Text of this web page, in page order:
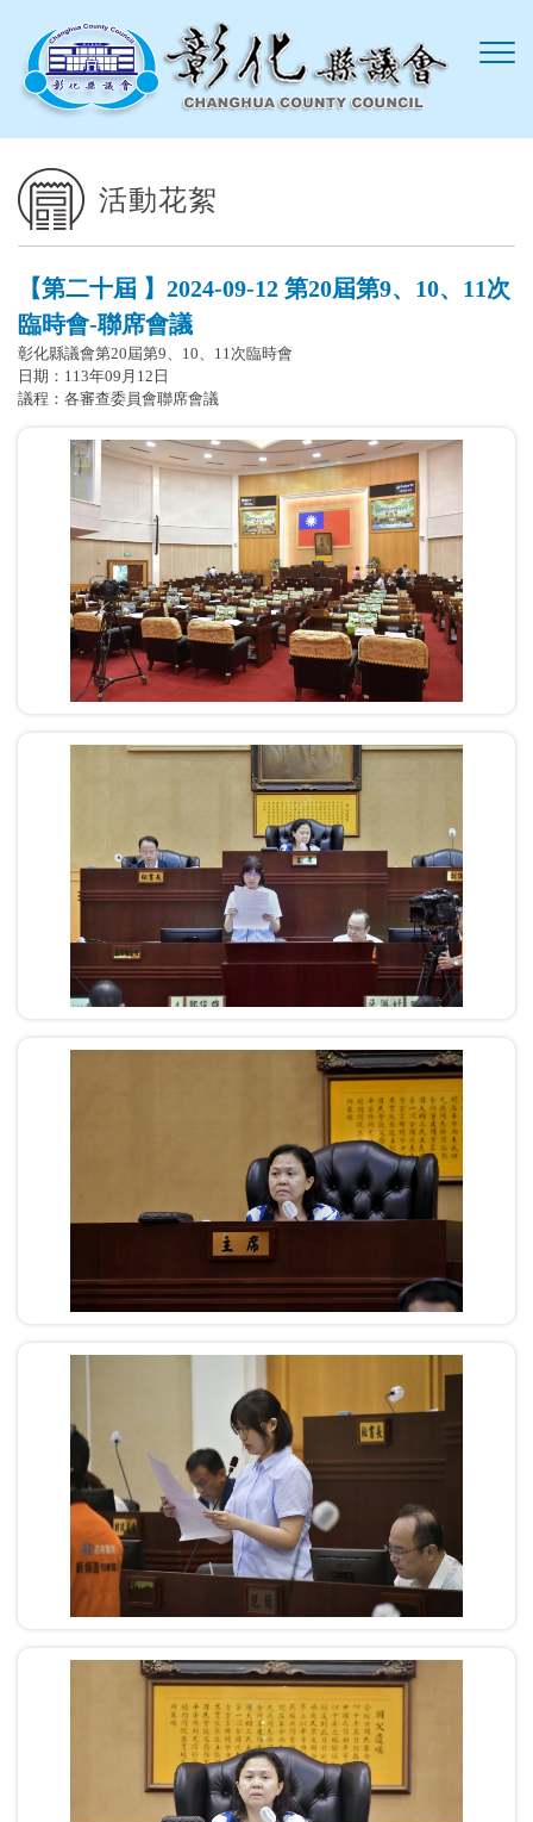
活動花絮
【第二十屆 】2024-09-12 第20屆第9、10、11次
臨時會-聯席會議
彰化縣議會第20屆第9、10、11次臨時會
日期：113年09月12日
議程：各審查委員會聯席會議